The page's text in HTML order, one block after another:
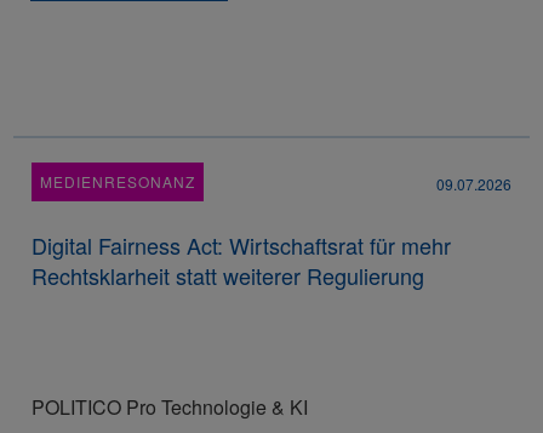
MEDIENRESONANZ 09.07.2026
Digital Fairness Act: Wirtschaftsrat für mehr
Rechtsklarheit statt weiterer Regulierung
POLITICO Pro Technologie & KI